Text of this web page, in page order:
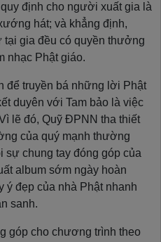
định cho người xuất gia là
hát; và khẳng định,
gia đều có quyền thưởng
nhạc Phật giáo.
để truyền bá những lời Phật
duyên với Tam bảo là việc
lẽ đó, Quỹ ĐPNN tha thiết
của quý mạnh thường
sự chung tay đóng góp của
album sớm ngày hoàn
ý đẹp của nhà Phật nhanh
sanh.
góp cho chương trình theo